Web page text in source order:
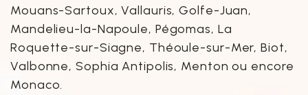
Mouans-Sartoux, Vallauris, Golfe-Juan,
Mandelieu-la-Napoule, Pégomas, La
Roquette-sur-Siagne, Théoule-sur-Mer, Biot,
Valbonne, Sophia Antipolis, Menton ou encore
Monaco.